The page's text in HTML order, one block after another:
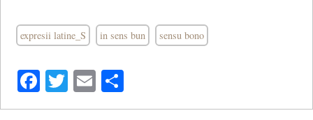
expresii latine_S in sens bun sensu bono
Facebook
Twitter
Email